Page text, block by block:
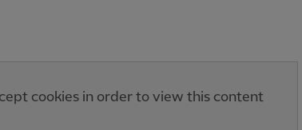
cookies in order to view this content